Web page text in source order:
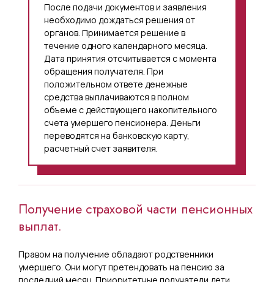
После подачи документов и заявления
необходимо дождаться решения от
органов. Принимается решение в
течение одного календарного месяца.
Дата принятия отсчитывается с момента
обращения получателя. При
положительном ответе денежные
средства выплачиваются в полном
объеме с действующего накопительного
счета умершего пенсионера. Деньги
переводятся на банковскую карту,
расчетный счет заявителя.
Получение страховой части пенсионных
выплат.
Правом на получение обладают родственники
умершего. Они могут претендовать на пенсию за